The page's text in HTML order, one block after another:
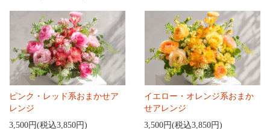
ピンク・レッド系おまかせア
レンジ
3,500円(税込3,850円)
イエロー・オレンジ系おまか
せアレンジ
3,500円(税込3,850円)